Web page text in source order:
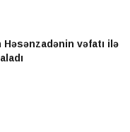
vəfatı ilə